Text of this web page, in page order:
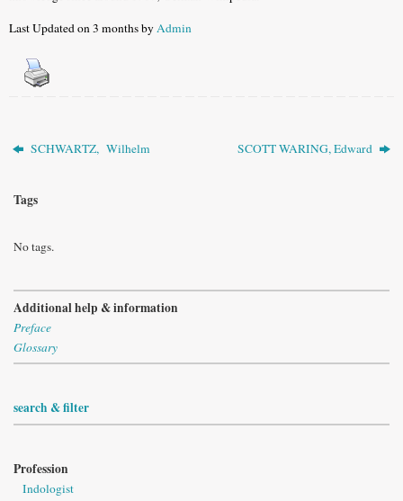
Last Updated on 3 months byAdmin
SCHWARTZ, Wilhelm SCOTT WARING, Edward
Tags
No tags.
Additional help & information
Preface
Glossary
search & filter
Profession
Indologist